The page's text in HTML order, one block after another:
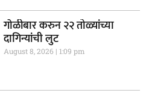
गाेळीबार करुन २२ तोळ्यांच्या
दागिन्यांची लुट
August 8, 2026 1:09 pm